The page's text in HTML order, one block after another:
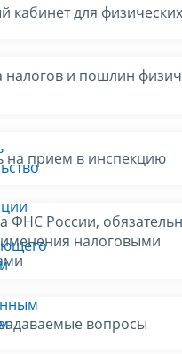
кабинет для
налогов и пошлин
на прием в инспекцию
ФНС России,
налоговыми
вопросы